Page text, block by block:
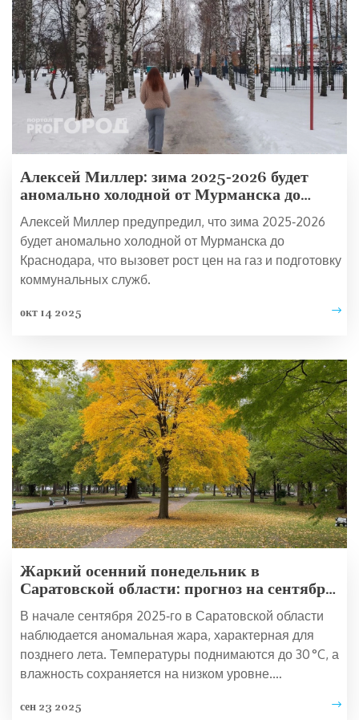
Алексей Миллер: зима 2025‑2026 будет
аномально холодной от Мурманска до
Краснодара
Алексей Миллер предупредил, что зима 2025‑2026
будет аномально холодной от Мурманска до
Краснодара, что вызовет рост цен на газ и подготовку
коммунальных служб.
окт 14 2025
Жаркий осенний понедельник в
Саратовской области: прогноз на сентябрь
2025
В начале сентября 2025‑го в Саратовской области
наблюдается аномальная жара, характерная для
позднего лета. Температуры поднимаются до 30 °C, а
влажность сохраняется на низком уровне.
в работе электросетей и повышенной нагрузке на
сен 23 2025